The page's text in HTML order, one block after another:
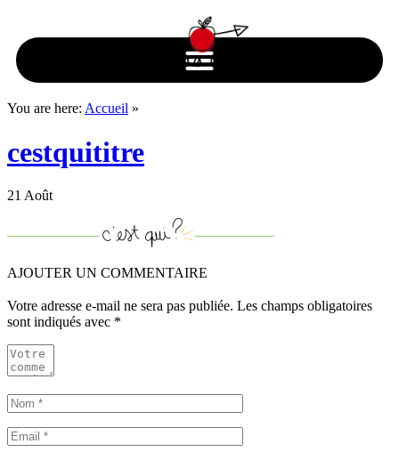
You are here: Accueil »
cestquititre
21 Août
AJOUTER UN COMMENTAIRE
Votre adresse e-mail ne sera pas publiée. Les champs obligatoires
sont indiqués avec *